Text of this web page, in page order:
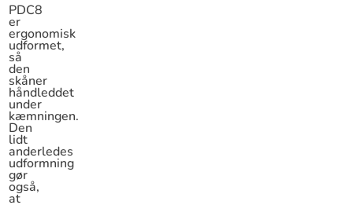
PDC8
er
ergonomisk
udformet,
så
den
skåner
håndleddet
under
kæmningen.
Den
lidt
anderledes
udformning
gør
også,
at